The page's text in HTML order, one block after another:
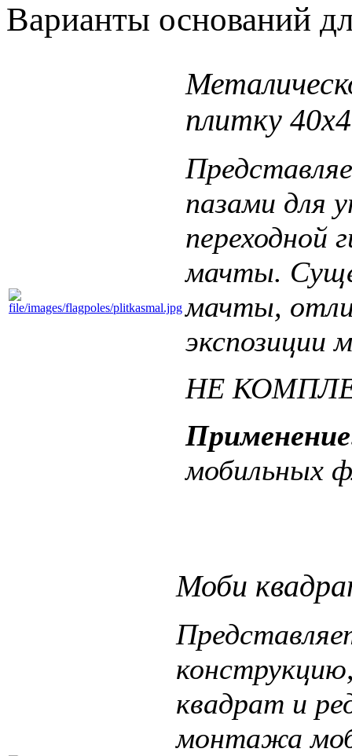
Варианты оснований
плитку
пазами для
переходной
мачты.
мачты,
экспозиции
НЕ
мобильных
Моби
квадрат и
монтажа